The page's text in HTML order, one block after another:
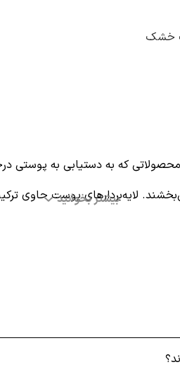
آکرات 10 پوست خشک
که به دستیابی به پوستی
لایه‌بردارهای پوست حاوی
پوست و روشن تر شدن آن
بیشتر بخوانید